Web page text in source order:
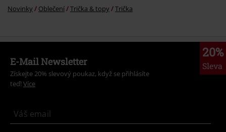
Novinky Oblečení Trička & topy Trička
20%
Sleva
E-Mail Newsletter
Získejte 20% slevový poukaz, když se přihlásíte
teď! Více